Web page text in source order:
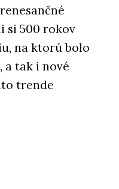
si 500 rokov
na ktorú bolo
a tak i nové
trende